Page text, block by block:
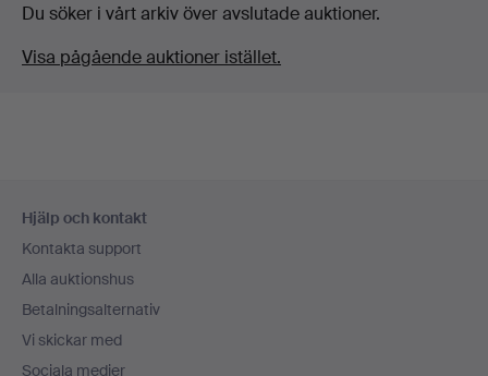
Du söker i vårt arkiv över avslutade auktioner.
Visa pågående auktioner istället.
Hjälp och kontakt
Kontakta support
Alla auktionshus
Betalningsalternativ
Vi skickar med
Sociala medier